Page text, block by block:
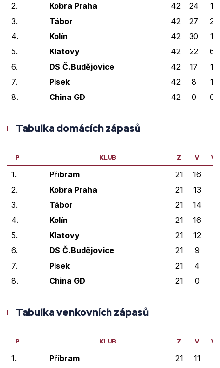
2.
Kobra Praha 42 24
1
3.
Tábor 42 27
2
4.
Kolín 42 30
1
5.
Klatovy 42 22
6
6.
DS Č.Budějovice 42 17
1
7.
Písek 42 8
1
8.
China GD 42 0 0
Tabulka domácích zápasů
P KLUB Z V VP
1. Příbram 21 16
2.
Kobra Praha 21 13
3.
Tábor 21 14
4.
Kolín 21 16
5.
Klatovy 21 12
6.
DS Č.Budějovice 21 9
7.
Písek 21 4
8.
China GD 21 0
Tabulka venkovních zápasů
P KLUB Z V VP
1. Příbram 21 11